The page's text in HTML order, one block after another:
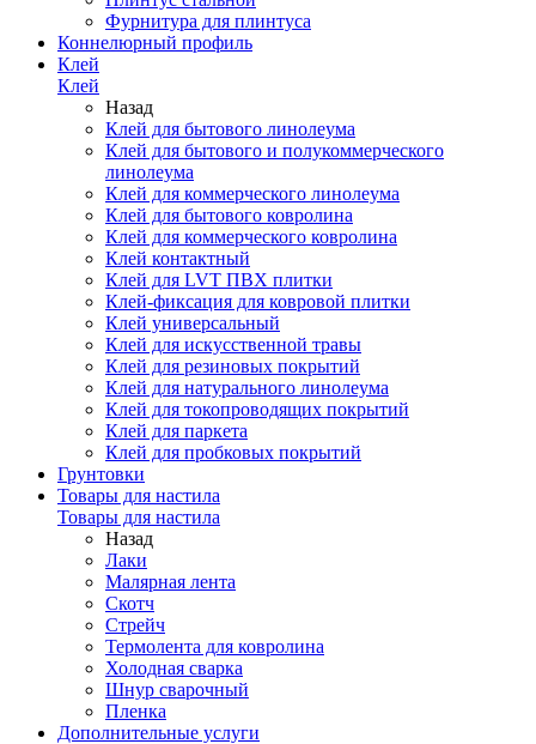
Фурнитура для плинтуса
Коннелюрный профиль
Клей
Клей
Назад
Клей для бытового линолеума
Клей для бытового и полукоммерческого
линолеума
Клей для коммерческого линолеума
Клей для бытового ковролина
Клей для коммерческого ковролина
Клей контактный
Клей для LVT ПВХ плитки
Клей-фиксация для ковровой плитки
Клей универсальный
Клей для искусственной травы
Клей для резиновых покрытий
Клей для натурального линолеума
Клей для токопроводящих покрытий
Клей для паркета
Клей для пробковых покрытий
Грунтовки
Товары для настила
Товары для настила
Назад
Лаки
Малярная лента
Скотч
Стрейч
Термолента для ковролина
Холодная сварка
Шнур сварочный
Пленка
Дополнительные услуги